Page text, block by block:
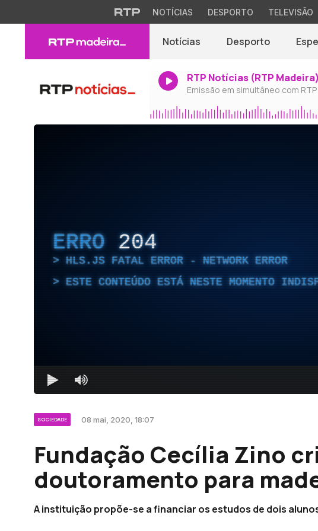
NOTÍCIAS DESPORTO TELEVISÃO
Notícias Desporto
RTP Notícias (RTP Madeira)
Emissão em simultâneo com
ERRO 204
HLS.JS FATAL ERROR - NETWORK ERROR
ESTE CONTEÚDO ESTÁ NESTE MOMENTO
SOCIEDADE 08 mai, 2020, 18:07
Fundação Cecília Zino
doutoramento para
A instituição propõe-se a financiar os estudos de dois